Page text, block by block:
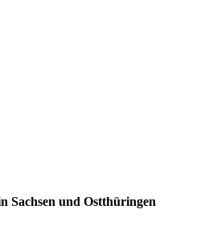
Sachsen und Ostthüringen